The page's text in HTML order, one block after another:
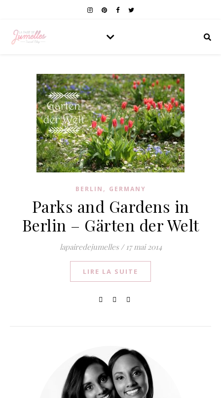
BERLIN , GERMANY
Parks and Gardens in
Berlin – Gärten der Welt
lapairedejumelles / 17 mai 2014
LIRE LA SUITE